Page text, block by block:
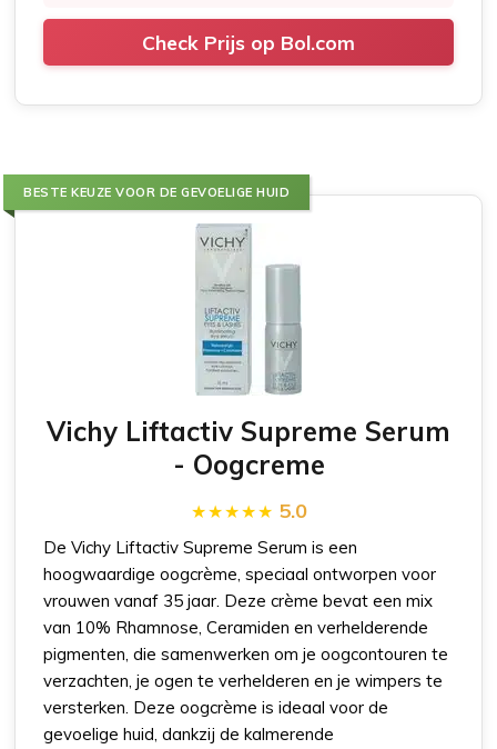
Check Prijs op Bol.com
BESTE KEUZE VOOR DE GEVOELIGE HUID
Vichy Liftactiv Supreme Serum
- Oogcreme
5.0
De Vichy Liftactiv Supreme Serum is een
hoogwaardige oogcrème, speciaal ontworpen voor
vrouwen vanaf 35 jaar. Deze crème bevat een mix
van 10% Rhamnose, Ceramiden en verhelderende
pigmenten, die samenwerken om je oogcontouren te
verzachten, je ogen te verhelderen en je wimpers te
versterken. Deze oogcrème is ideaal voor de
gevoelige huid, dankzij de kalmerende